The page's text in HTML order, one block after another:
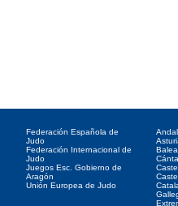
Federación Española de
Judo
Federación Internacional de
Judo
Juegos Esc. Gobierno de
Aragón
Unión Europea de Judo